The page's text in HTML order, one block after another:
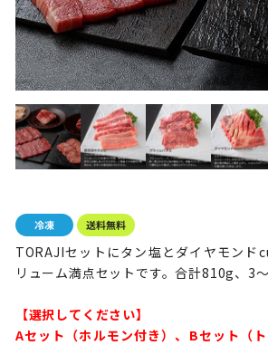
TORAJIセットにタン塩とダイヤモンド
リューム満点セットです。合計810g、3～
【選択してください】
Aセット（ホルモン付き）、Bセット（